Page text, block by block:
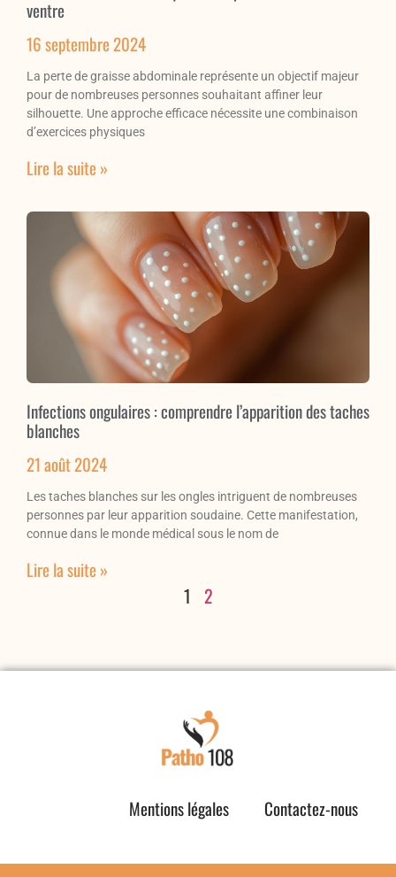
ventre
16 septembre 2024
La perte de graisse abdominale représente un objectif majeur
pour de nombreuses personnes souhaitant affiner leur
silhouette. Une approche efficace nécessite une combinaison
d’exercices physiques
Lire la suite »
Infections ongulaires : comprendre l’apparition des taches
blanches
21 août 2024
Les taches blanches sur les ongles intriguent de nombreuses
personnes par leur apparition soudaine. Cette manifestation,
connue dans le monde médical sous le nom de
Lire la suite »
1 2
Mentions légales Contactez-nous